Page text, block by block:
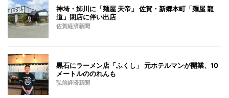
神埼・姉川に「麺屋 天帝」 佐賀・新郷本町「麺屋 龍
道」閉店に伴い出店
佐賀経済新聞
黒石にラーメン店「ふくし」 元ホテルマンが開業、10
メートルののれんも
弘前経済新聞